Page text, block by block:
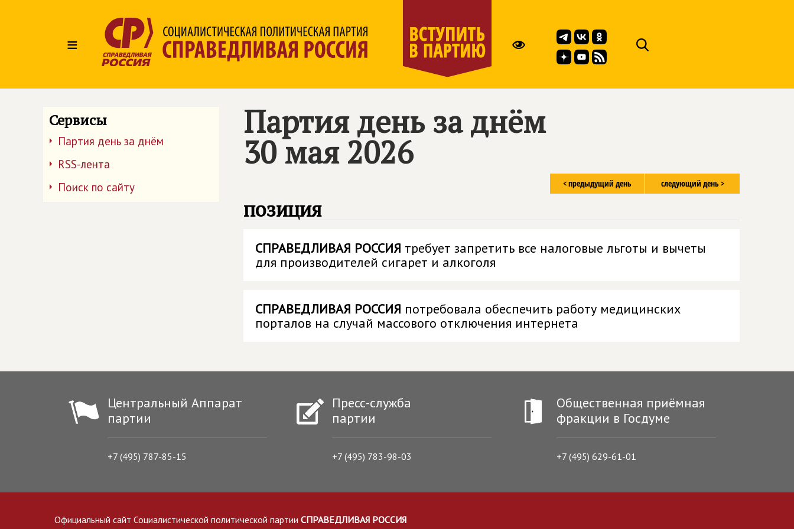
≡
Сервисы
Партия день за днём
RSS-лента
Поиск по сайту
Партия день за днём
30 мая 2026
следующий день >
< предыдущий день
позиция
СПРАВЕДЛИВАЯ РОССИЯ требует запретить все налоговые льготы и вычеты
для производителей сигарет и алкоголя
СПРАВЕДЛИВАЯ РОССИЯ потребовала обеспечить работу медицинских
порталов на случай массового отключения интернета
Центральный Аппарат
партии
+7 (495) 787-85-15
Пресс-служба
партии
+7 (495) 783-98-03
Общественная приёмная
фракции в Госдуме
+7 (495) 629-61-01
Официальный сайт Социалистической политической партии СПРАВЕДЛИВАЯ РОССИЯ